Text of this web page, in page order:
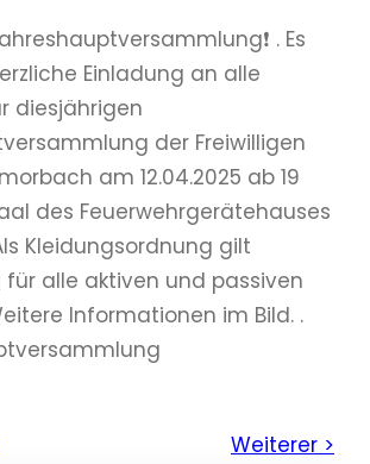
. Es
Einladung an alle
diesjährigen
der Freiwilligen
am 12.04.2025 ab 19
des Feuerwehrgerätehauses
Kleidungsordnung gilt
für alle aktiven und passiven
Informationen im Bild. .
Weiterer >